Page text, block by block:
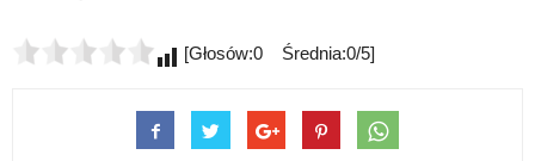
[Głosów:0 Średnia:0/5]